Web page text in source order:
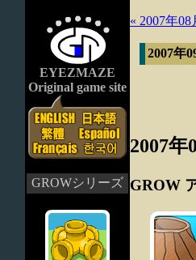
EYEZMAZE
Original game site
GROWシリーズ
« 2007年08
2007年
2007年
GROW